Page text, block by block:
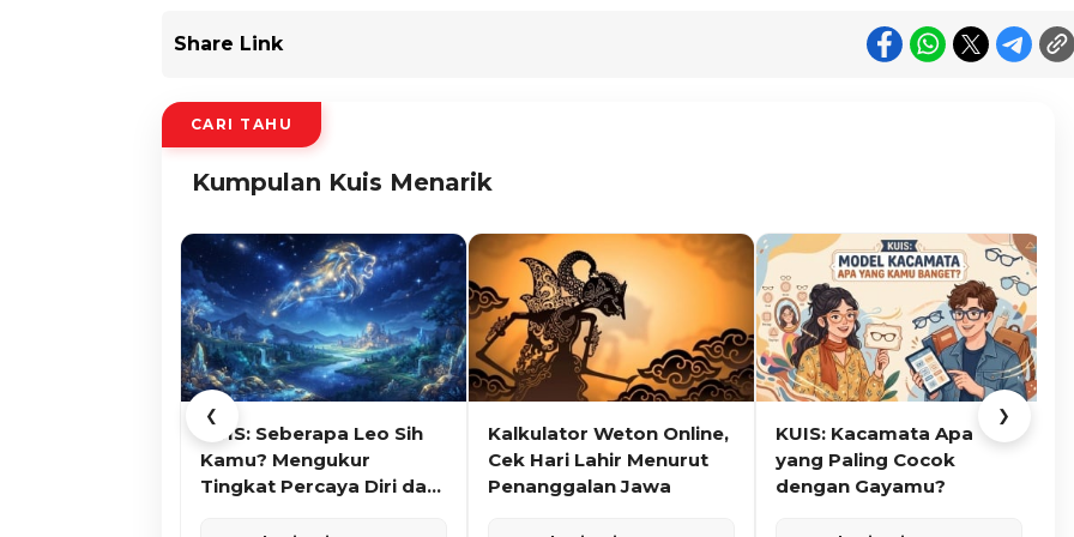
Share Link
CARI TAHU
Kumpulan Kuis Menarik
❮
KUIS: Seberapa Leo Sih
Kamu? Mengukur
Tingkat Percaya Diri dan
Kalkulator Weton Online,
Cek Hari Lahir Menurut
Penanggalan Jawa
KUIS: Kacamata Apa
yang Paling Cocok
dengan Gayamu?
❯